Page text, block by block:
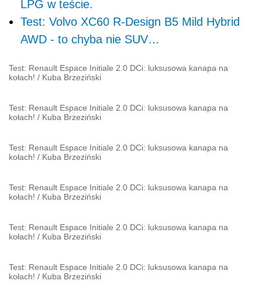
LPG w teście.
Test: Volvo XC60 R-Design B5 Mild Hybrid
AWD - to chyba nie SUV…
Test: Renault Espace Initiale 2.0 DCi: luksusowa kanapa na
kołach! / Kuba Brzeziński
Test: Renault Espace Initiale 2.0 DCi: luksusowa kanapa na
kołach! / Kuba Brzeziński
Test: Renault Espace Initiale 2.0 DCi: luksusowa kanapa na
kołach! / Kuba Brzeziński
Test: Renault Espace Initiale 2.0 DCi: luksusowa kanapa na
kołach! / Kuba Brzeziński
Test: Renault Espace Initiale 2.0 DCi: luksusowa kanapa na
kołach! / Kuba Brzeziński
Test: Renault Espace Initiale 2.0 DCi: luksusowa kanapa na
kołach! / Kuba Brzeziński